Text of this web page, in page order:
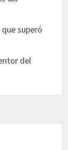
superó
del